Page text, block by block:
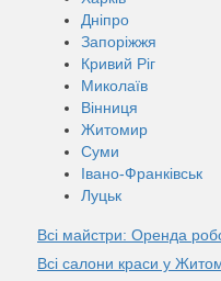
Дніпро
Запоріжжя
Кривий Ріг
Миколаїв
Вінниця
Житомир
Суми
Івано-Франківськ
Луцьк
Всі майстри: Оренда
Всі салони краси у